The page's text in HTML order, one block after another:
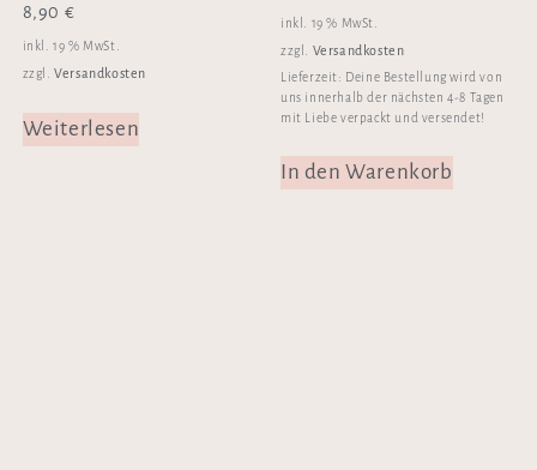
8,90 €
inkl. 19 % MwSt.
zzgl.Versandkosten
Weiterlesen
inkl. 19 % MwSt.
zzgl. Versandkosten
Lieferzeit: Deine Bestellung wird von
uns innerhalb der nächsten 4-8 Tagen
mit Liebe verpackt und versendet!
In den Warenkorb